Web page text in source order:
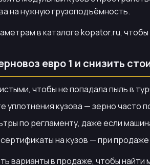
на нужную грузоподъёмность.
в каталоге kopator.ru,
евро 1 и снизить
чтобы не попадала пыль в
уплотнения кузова — зерно часто
по регламенту, даже если
на кузов — при
варианты в продаже, чтобы